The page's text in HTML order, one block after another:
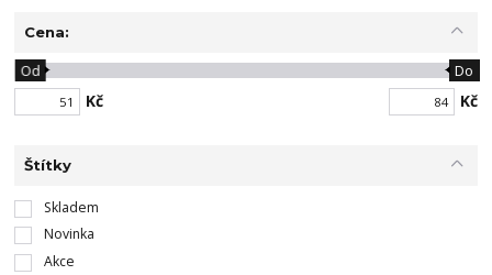
Cena:
Kč
Od Do
Kč
Štítky
Skladem
Novinka
Akce